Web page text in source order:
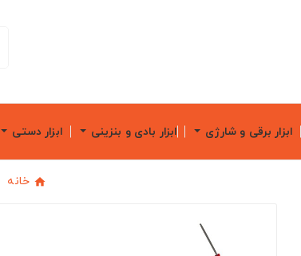
ابزار برقی و شارژی ابزار بادی و بنزینی ابزار دستی
خانه